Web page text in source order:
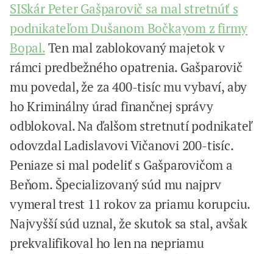
SISkár Peter Gašparovič sa mal stretnúť s
podnikateľom Dušanom Bočkayom z firmy
Bopal.Ten mal zablokovaný majetok v
rámci predbežného opatrenia. Gašparovič
mu povedal, že za 400-tisíc mu vybaví, aby
ho Kriminálny úrad finančnej správy
odblokoval. Na ďalšom stretnutí podnikateľ
odovzdal Ladislavovi Vičanovi 200-tisíc.
Peniaze si mal podeliť s Gašparovičom a
Beňom. Špecializovaný súd mu najprv
vymeral trest 11 rokov za priamu korupciu.
Najvyšší súd uznal, že skutok sa stal, avšak
prekvalifikoval ho len na nepriamu